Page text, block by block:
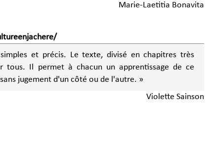
Marie-Laetitia Bonavita
et précis. Le texte, divisé en chapitres très
tous. Il permet à chacun un apprentissage de ce
jugement d'un côté ou de l'autre. »
Violette Sainson